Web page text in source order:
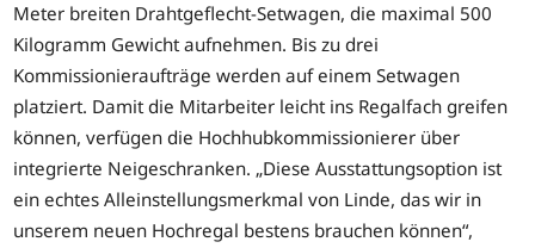
Meter breiten Drahtgeflecht-Setwagen, die maximal 500
Kilogramm Gewicht aufnehmen. Bis zu drei
Kommissionieraufträge werden auf einem Setwagen
platziert. Damit die Mitarbeiter leicht ins Regalfach greifen
können, verfügen die Hochhubkommissionierer über
integrierte Neigeschranken. „Diese Ausstattungsoption ist
ein echtes Alleinstellungsmerkmal von Linde, das wir in
unserem neuen Hochregal bestens brauchen können“,